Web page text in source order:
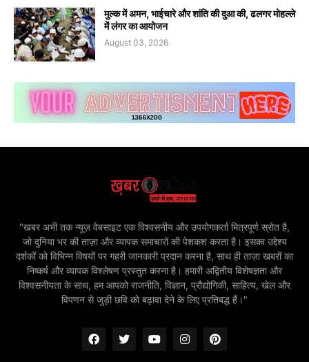
मुल्क में अमन, भाईचारे और शांति की दुआ की, ढलगर मोहल्ले
में लंगर का आयोजन
August 03, 2026
"खबर अभी तक न्यूज़ वेबसाइट एक विश्वसनीय और उपयोगकर्ता मित्रपूर्ण स्रोत है,
जो दुनिया भर की ताज़ा और व्यापक समाचारों की पेशकश करता है। इसका उद्देश्य
दर्शकों को विभिन्न विषयों पर गहरी जानकारी प्रदान करना है, साथ ही ताज़ा खबरों का
निष्कर्ष और व्यापक विश्लेषण प्रस्तुत करना है। हमारी अद्वितीय विशेषज्ञता और
विश्वसनीयता के साथ, हम आपको राजनीति, विज्ञान, प्रौद्योगिकी, साहित्य, खेल और
विपणन से जुड़ी छवि को बढ़ावा देने के लिए प्रतिबद्ध हैं।"